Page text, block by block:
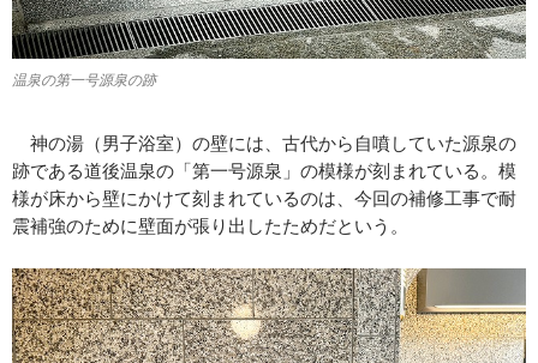
温泉の第一号源泉の跡
神の湯（男子浴室）の壁には、古代から自噴していた源泉の
跡である道後温泉の「第一号源泉」の模様が刻まれている。模
様が床から壁にかけて刻まれているのは、今回の補修工事で耐
震補強のために壁面が張り出したためだという。